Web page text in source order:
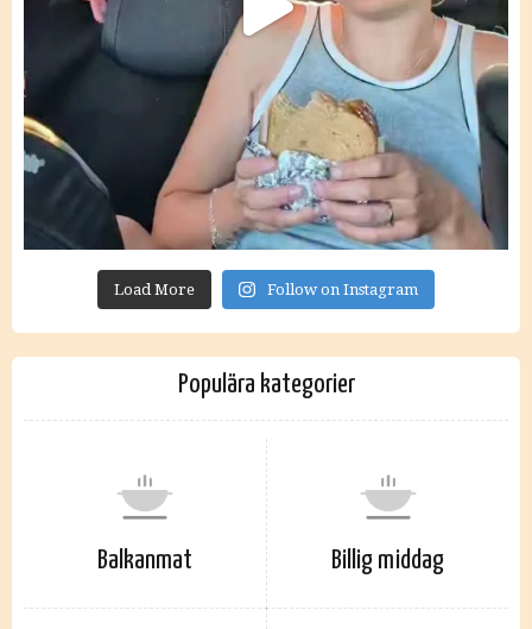
Load More Follow on Instagram
Populära kategorier
Balkanmat Billig middag